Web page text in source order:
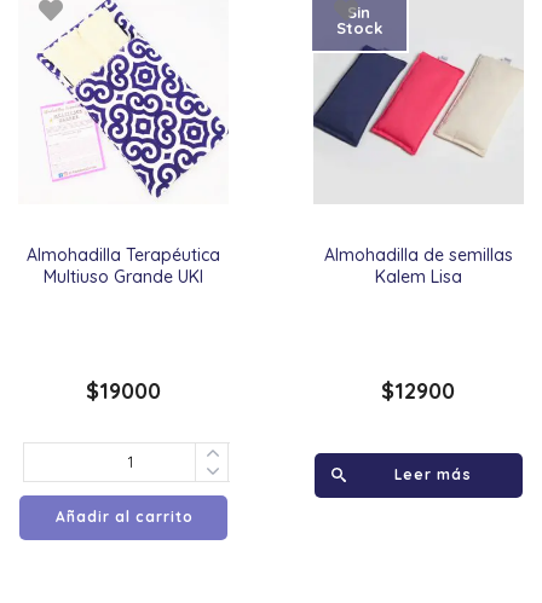
Almohadilla Terapéutica
Multiuso Grande UKI
$19000
Añadir al carrito
Almohadilla de semillas
Kalem Lisa
Sin
Stock
$12900
Leer más